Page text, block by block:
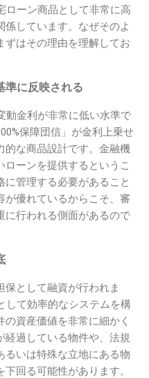
ローン商品として非常に高
しています。なぜそのよ
ずはその理由を理解してお
準に反映される
動金利が非常に低い水準で
保障団信」が金利上乗せ
的な商品設計です。金融機
ーンを提供するというこ
に管理する必要があること
が優れているからこそ、審
に行われる側面があるので
として融資が行われま
して効率的なシステムを構
資産価値を非常に細かく
経過している物件や、法規
るいは特殊な立地にある物
回る可能性があります。